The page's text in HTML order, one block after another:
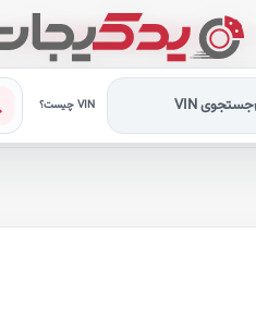
جستجوی VIN VIN چیست؟